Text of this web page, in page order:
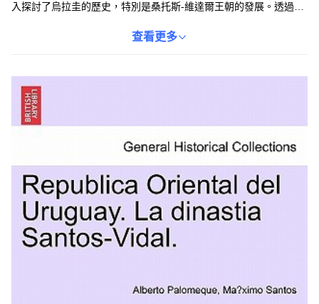
入探討了烏拉圭的歷史，特別是桑托斯-維達爾王朝的發展。透過閱
烏拉圭歷史的影響。此書為英語版本，重量為272克，ISBN為
查看更多